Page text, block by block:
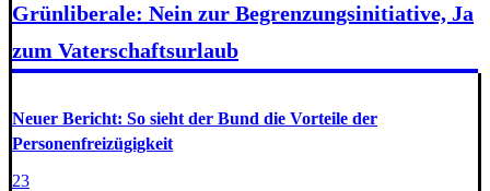
Grünliberale: Nein zur Begrenzungsinitiative, Ja
zum Vaterschaftsurlaub
Neuer Bericht: So sieht der Bund die Vorteile der
Personenfreizügigkeit
23